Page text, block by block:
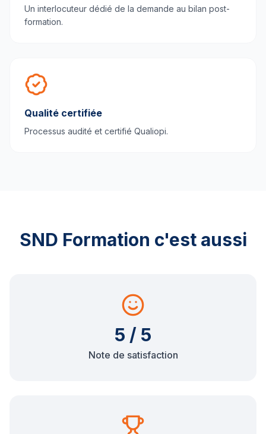
Un interlocuteur dédié de la demande au bilan post-
formation.
Qualité certifiée
Processus audité et certifié Qualiopi.
SND Formation c'est aussi
5 / 5
Note de satisfaction